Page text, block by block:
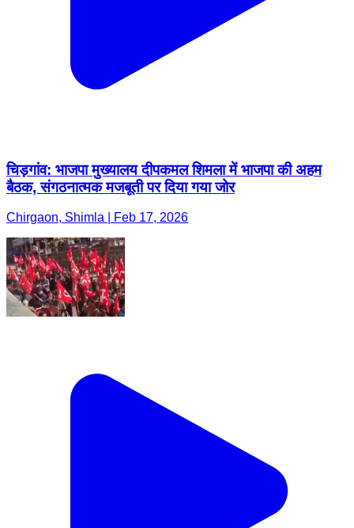
चिड़गांव: भाजपा मुख्यालय दीपकमल शिमला में भाजपा की अहम
बैठक, संगठनात्मक मजबूती पर दिया गया जोर
Chirgaon, Shimla | Feb 17, 2026